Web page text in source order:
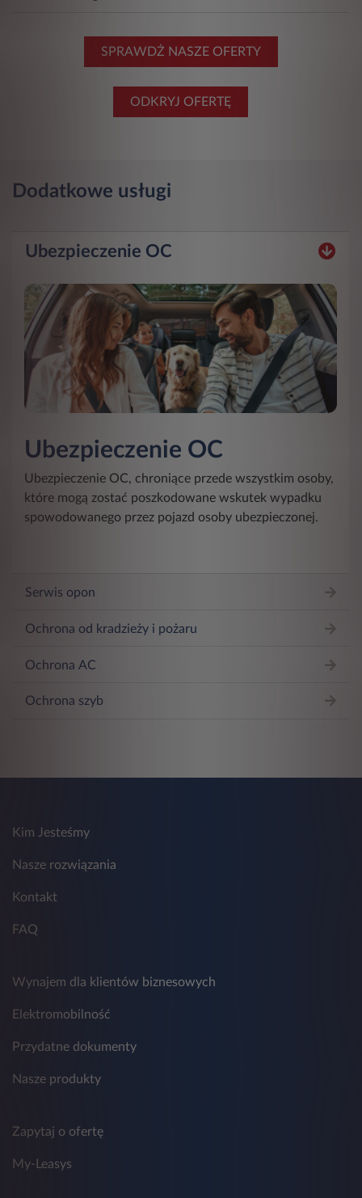
SPRAWDŻ NASZE OFERTY
ODKRYJ OFERTĘ
Dodatkowe usługi
Ubezpieczenie OC
Ubezpieczenie OC
Ubezpieczenie OC, chroniące przede wszystkim osoby,
które mogą zostać poszkodowane wskutek wypadku
spowodowanego przez pojazd osoby ubezpieczonej.
Serwis opon
Ochrona od kradzieży i pożaru
Ochrona AC
Ochrona szyb
Kim Jesteśmy
Nasze rozwiązania
Kontakt
FAQ
Wynajem dla klientów biznesowych
Elektromobilność
Przydatne dokumenty
Nasze produkty
Zapytaj o ofertę
My-Leasys